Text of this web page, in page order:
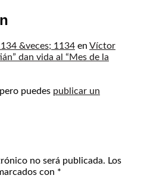
&veces; 1134 en Víctor
dan vida al “Mes de la
puedes publicar un
no será publicada. Los
con *